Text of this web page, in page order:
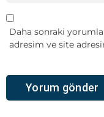
Daha sonraki
adresim ve site